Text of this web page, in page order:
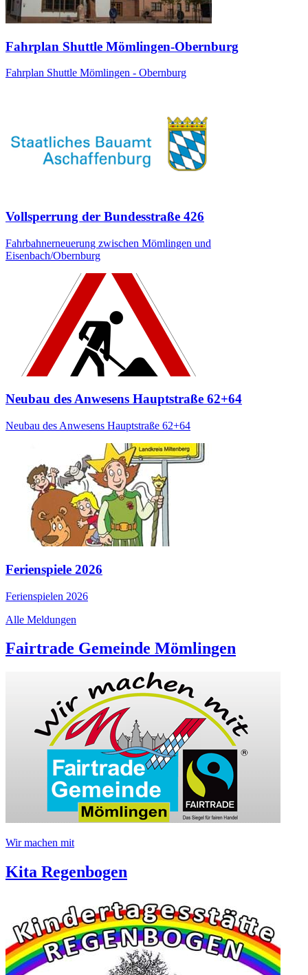
Fahrplan Shuttle Mömlingen-Obernburg
Fahrplan Shuttle Mömlingen - Obernburg
Vollsperrung der Bundesstraße 426
Fahrbahnerneuerung zwischen Mömlingen und
Eisenbach/Obernburg
Neubau des Anwesens Hauptstraße 62+64
Neubau des Anwesens Hauptstraße 62+64
Ferienspiele 2026
Ferienspielen 2026
Alle Meldungen
Fairtrade Gemeinde Mömlingen
Wir machen mit
Kita Regenbogen